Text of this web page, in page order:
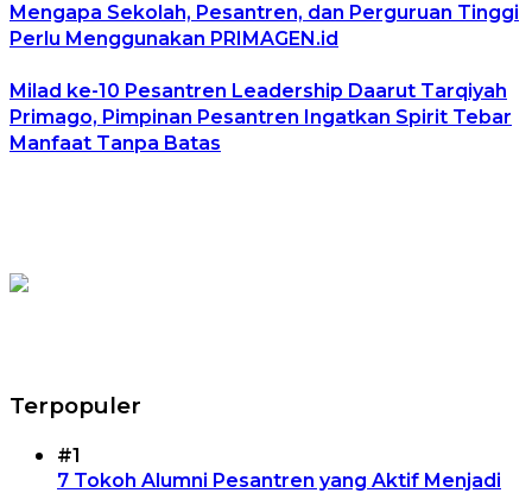
Mengapa Sekolah, Pesantren, dan Perguruan Tinggi
Perlu Menggunakan PRIMAGEN.id
Milad ke-10 Pesantren Leadership Daarut Tarqiyah
Primago, Pimpinan Pesantren Ingatkan Spirit Tebar
Manfaat Tanpa Batas
Terpopuler
#1
7 Tokoh Alumni Pesantren yang Aktif Menjadi